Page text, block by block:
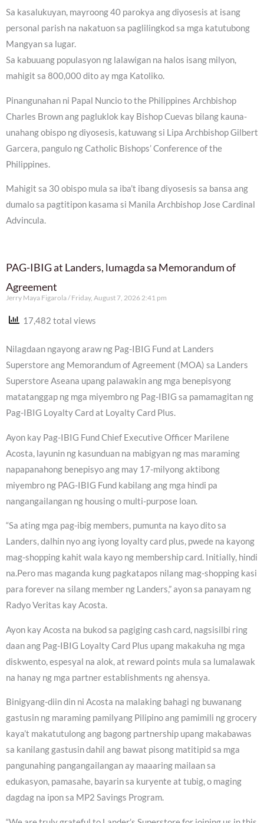
Sa kasalukuyan, mayroong 40 parokya ang diyosesis at isang
personal parish na nakatuon sa paglilingkod sa mga katutubong
Mangyan sa lugar.
Sa kabuuang populasyon ng lalawigan na halos isang milyon,
mahigit sa 800,000 dito ay mga Katoliko.
Pinangunahan ni Papal Nuncio to the Philippines Archbishop
Charles Brown ang pagluklok kay Bishop Cuevas bilang kauna-
unahang obispo ng diyosesis, katuwang si Lipa Archbishop Gilbert
Garcera, pangulo ng Catholic Bishops’ Conference of the
Philippines.
Mahigit sa 30 obispo mula sa iba’t ibang diyosesis sa bansa ang
dumalo sa pagtitipon kasama si Manila Archbishop Jose Cardinal
Advincula.
PAG-IBIG at Landers, lumagda sa Memorandum of
Agreement
Jerry Maya Figarola Friday, August 7, 2026 2:41 pm
17,482 total views
Nilagdaan ngayong araw ng Pag-IBIG Fund at Landers
Superstore ang Memorandum of Agreement (MOA) sa Landers
Superstore Aseana upang palawakin ang mga benepisyong
matatanggap ng mga miyembro ng Pag-IBIG sa pamamagitan ng
Pag-IBIG Loyalty Card at Loyalty Card Plus.
Ayon kay Pag-IBIG Fund Chief Executive Officer Marilene
Acosta, layunin ng kasunduan na mabigyan ng mas maraming
napapanahong benepisyo ang may 17-milyong aktibong
miyembro ng PAG-IBIG Fund kabilang ang mga hindi pa
nangangailangan ng housing o multi-purpose loan.
“Sa ating mga pag-ibig members, pumunta na kayo dito sa
Landers, dalhin nyo ang iyong loyalty card plus, pwede na kayong
mag-shopping kahit wala kayo ng membership card. Initially, hindi
na.Pero mas maganda kung pagkatapos nilang mag-shopping kasi
para forever na silang member ng Landers,” ayon sa panayam ng
Radyo Veritas kay Acosta.
Ayon kay Acosta na bukod sa pagiging cash card, nagsisilbi ring
daan ang Pag-IBIG Loyalty Card Plus upang makakuha ng mga
diskwento, espesyal na alok, at reward points mula sa lumalawak
na hanay ng mga partner establishments ng ahensya.
Binigyang-diin din ni Acosta na malaking bahagi ng buwanang
gastusin ng maraming pamilyang Pilipino ang pamimili ng grocery
kaya’t makatutulong ang bagong partnership upang makabawas
sa kanilang gastusin dahil ang bawat pisong matitipid sa mga
pangunahing pangangailangan ay maaaring mailaan sa
edukasyon, pamasahe, bayarin sa kuryente at tubig, o maging
dagdag na ipon sa MP2 Savings Program.